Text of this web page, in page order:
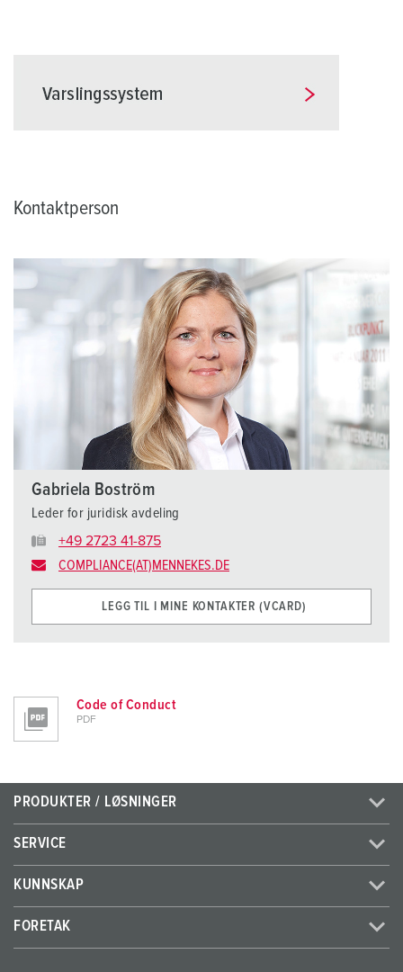
Kontaktperson
Gabriela Boström
Leder for juridisk avdeling
+49 2723 41-875
COMPLIANCE(AT)MENNEKES.DE
LEGG TIL I MINE KONTAKTER (VCARD)
Code of Conduct
PDF
PRODUKTER / LØSNINGER
SERVICE
KUNNSKAP
FORETAK